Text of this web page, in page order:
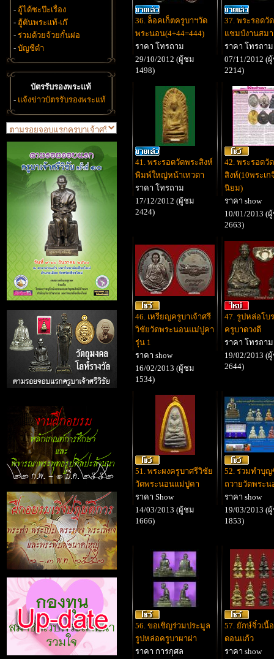
- อู้ได้ซะป๊ะเรื่อง
- ฮู้ตันพระแท้-เก๊
- ร่วมด้วยจ้วยกั๋นผ่อ
- บัญชีดำ
บัตรรับรองพระแท้
- แจ้งข่าวบัตรรับรองพระแท้
36. ล็อคเก็ตครูบาฯวัด
พระนอน(4+44=444)
ราคา โทรถาม
29/10/2012 (ผู้ชม
1498)
37. พระรอดวั
แชมป์งานสม
ราคา โทรถาม
07/11/2012 (
2214)
41. พระรอดวัดพระสิงห์
พิมพ์ใหญ่หน้าเทวดา
ราคา โทรถาม
17/12/2012 (ผู้ชม
2424)
42. พระรอดวั
สิงห์(10พระเ
นิยม)
ราคา show
10/01/2013 (
2663)
46. เหรียญครูบาเจ้าศรี
วิชัยวัดพระนอนแม่ปูคา
รุ่น 1
ราคา show
16/02/2013 (ผู้ชม
1534)
47. รูปหล่อโบ
ครูบาดวงดี
ราคา โทรถาม
19/02/2013 (
2644)
51. พระผงครูบาศรีวิชัย
วัดพระนอนแม่ปูคา
ราคา Show
14/03/2013 (ผู้ชม
1666)
52. ร่วมทำบุ
ถวายวัดพระน
ราคา show
19/03/2013 (
1853)
56. ขอเชิญร่วมประมูล
รูปหล่อครูบาผาผ่า
ราคา การกุศล
57. ยักษ์จิ๋วเนื้
ดอนแก้ว
ราคา show